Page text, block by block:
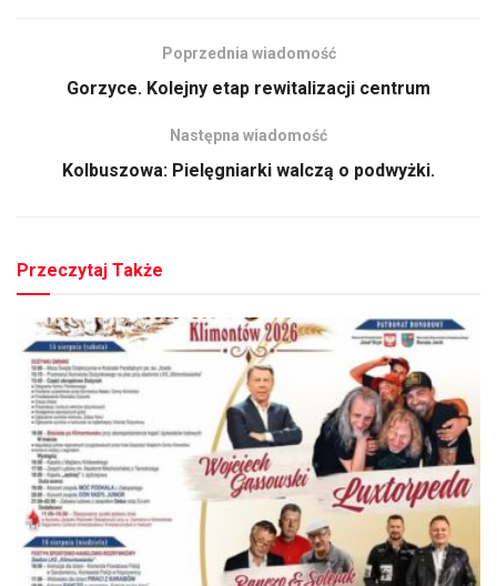
Poprzednia wiadomość
Gorzyce. Kolejny etap rewitalizacji centrum
Następna wiadomość
Kolbuszowa: Pielęgniarki walczą o podwyżki.
Przeczytaj Także